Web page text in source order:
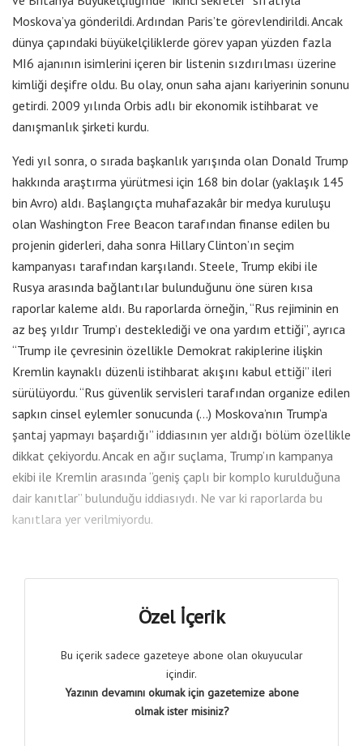
Moskova’ya gönderildi. Ardından Paris’te görevlendirildi. Ancak
dünya çapındaki büyükelçiliklerde görev yapan yüzden fazla
MI6 ajanının isimlerini içeren bir listenin sızdırılması üzerine
kimliği deşifre oldu. Bu olay, onun saha ajanı kariyerinin sonunu
getirdi. 2009 yılında Orbis adlı bir ekonomik istihbarat ve
danışmanlık şirketi kurdu.
Yedi yıl sonra, o sırada başkanlık yarışında olan Donald Trump
hakkında araştırma yürütmesi için 168 bin dolar (yaklaşık 145
bin Avro) aldı. Başlangıçta muhafazakâr bir medya kuruluşu
olan Washington Free Beacon tarafından finanse edilen bu
projenin giderleri, daha sonra Hillary Clinton’ın seçim
kampanyası tarafından karşılandı. Steele, Trump ekibi ile
Rusya arasında bağlantılar bulunduğunu öne süren kısa
raporlar kaleme aldı. Bu raporlarda örneğin, “Rus rejiminin en
az beş yıldır Trump’ı desteklediği ve ona yardım ettiği”, ayrıca
“Trump ile çevresinin özellikle Demokrat rakiplerine ilişkin
Kremlin kaynaklı düzenli istihbarat akışını kabul ettiği” ileri
sürülüyordu. “Rus güvenlik servisleri tarafından organize edilen
sapkın cinsel eylemler sonucunda (…) Moskova’nın Trump’a
şantaj yapmayı başardığı” iddiasının yer aldığı bölüm özellikle
dikkat çekiyordu. Ancak en ağır suçlama, Trump’ın kampanya
ekibi ile Kremlin arasında “geniş çaplı bir komplo kurulduğuna
dair kanıtlar” bulunduğu iddiasıydı. Ne var ki raporlarda bu
kanıtlara yer verilmiyordu.
Özel İçerik
Bu içerik sadece gazeteye abone olan okuyucular
içindir.
Yazının devamını okumak için gazetemize abone
olmak ister misiniz?